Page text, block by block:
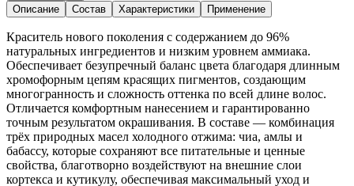
Описание
Состав Характеристики Применение
Краситель нового поколения с содержанием до 96%
натуральных ингредиентов и низким уровнем аммиака.
Обеспечивает безупречный баланс цвета благодаря длинным
хромофорным цепям красящих пигментов, создающим
многогранность и сложность оттенка по всей длине волос.
Отличается комфортным нанесением и гарантированно
точным результатом окрашивания. В составе — комбинация
трёх природных масел холодного отжима: чиа, амлы и
бабассу, которые сохраняют все питательные и ценные
свойства, благотворно воздействуют на внешние слои
кортекса и кутикулу, обеспечивая максимальный уход и